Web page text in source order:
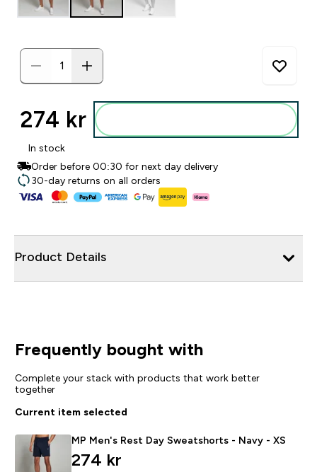
274 kr‎
In stock
Order before 00:30 for next day delivery
30-day returns on all orders
Product Details
Frequently bought with
Complete your stack with products that work better
together
Current item selected
MP Men's Rest Day Sweatshorts - Navy - XS
274 kr‎